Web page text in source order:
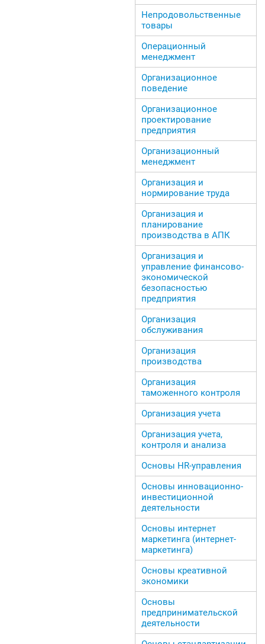
Непродовольственные
товары
Операционный
менеджмент
Организационное
поведение
Организационное
проектирование
предприятия
Организационный
менеджмент
Организация и
нормирование труда
Организация и
планирование
производства в АПК
Организация и
управление финансово-
экономической
безопасностью
предприятия
Организация
обслуживания
Организация
производства
Организация
таможенного контроля
Организация учета
Организация учета,
контроля и анализа
Основы HR-управления
Основы инновационно-
инвестиционной
деятельности
Основы интернет
маркетинга (интернет-
маркетинга)
Основы креативной
экономики
Основы
предпринимательской
деятельности